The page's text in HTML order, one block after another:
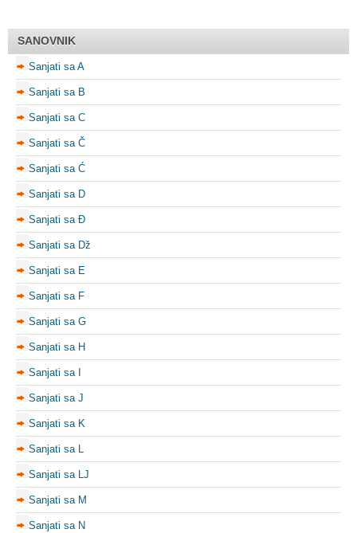
SANOVNIK
Sanjati sa A
Sanjati sa B
Sanjati sa C
Sanjati sa Č
Sanjati sa Ć
Sanjati sa D
Sanjati sa Đ
Sanjati sa Dž
Sanjati sa E
Sanjati sa F
Sanjati sa G
Sanjati sa H
Sanjati sa I
Sanjati sa J
Sanjati sa K
Sanjati sa L
Sanjati sa LJ
Sanjati sa M
Sanjati sa N